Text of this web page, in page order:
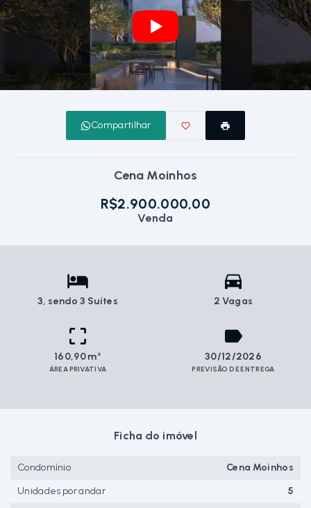
Compartilhar
Cena Moinhos
R$2.900.000,00
Venda
3, sendo 3 Suítes 2 Vagas
160,90 m²
ÁREA PRIVATIVA
30/12/2026
PREVISÃO DE ENTREGA
Ficha do imóvel
Condomínio
Cena Moinhos
Unidades por andar
5